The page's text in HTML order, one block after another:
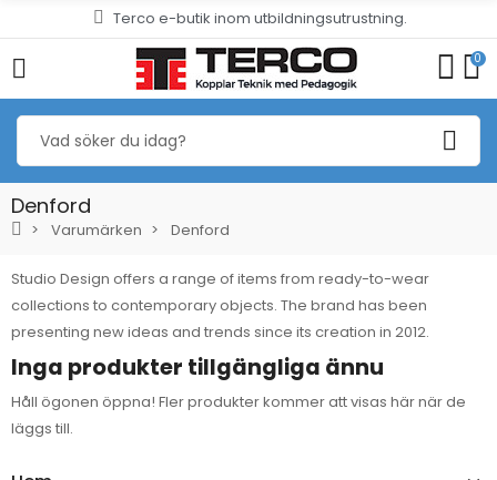
Terco e-butik inom utbildningsutrustning.
0
Denford
Varumärken Denford
Studio Design offers a range of items from ready-to-wear
collections to contemporary objects. The brand has been
presenting new ideas and trends since its creation in 2012.
Inga produkter tillgängliga ännu
Håll ögonen öppna! Fler produkter kommer att visas här när de
läggs till.